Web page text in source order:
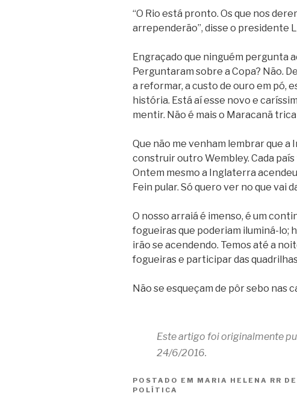
“O Rio está pronto. Os que nos
arrependerão”, disse o presidente
Engraçado que ninguém pergunta
Perguntaram sobre a Copa? Não.
a reformar, a custo de ouro em pó,
história. Está aí esse novo e
mentir. Não é mais o Maracanã
Que não me venham lembrar que
construir outro Wembley. Cada
Ontem mesmo a Inglaterra
Fein pular. Só quero ver no que vai
O nosso arraiá é imenso, é um
fogueiras que poderiam iluminá-lo;
irão se acendendo. Temos até a
fogueiras e participar das
Não se esqueçam de pôr sebo nas
Este artigo foi originalmente
24/6/2016.
POSTADO EM MARIA HELENA RR
POLÍTICA